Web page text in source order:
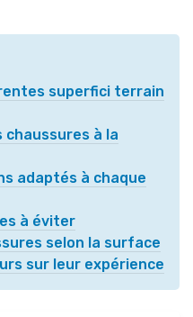
superfici terrain
à la
adaptés à chaque
à éviter
selon la surface
sur leur expérience